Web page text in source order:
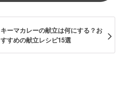
キーマカレーの献立は何にする？お
すすめの献立レシピ15選